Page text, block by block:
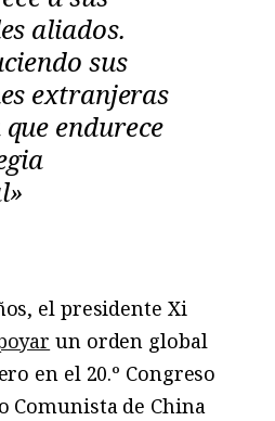
aliados.
sus
extranjeras
endurece
el presidente Xi
un orden global
en el 20.º Congreso
Comunista de China